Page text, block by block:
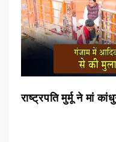
राष्ट्रपति मुर्मू ने मां